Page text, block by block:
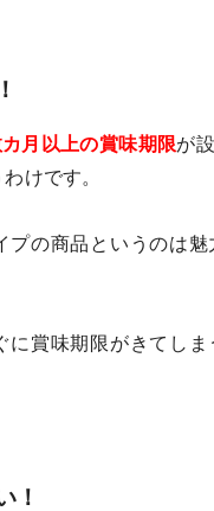
月以上の賞味期限が
けです。
プの商品というのは
に賞味期限がきてし
！